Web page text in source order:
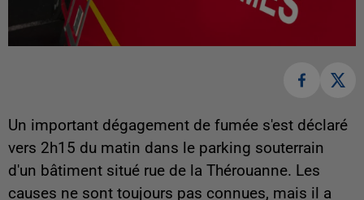
Un important dégagement de fumée s'est déclaré
vers 2h15 du matin dans le parking souterrain
d'un bâtiment situé rue de la Thérouanne. Les
causes ne sont toujours pas connues, mais il a